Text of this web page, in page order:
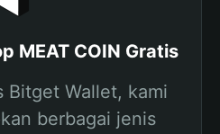
MEAT COIN Gratis
Bitget Wallet, kami
berbagai jenis